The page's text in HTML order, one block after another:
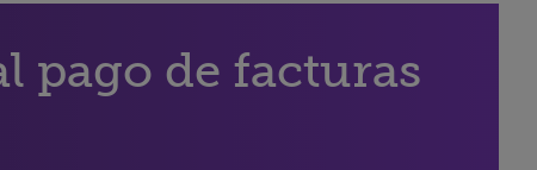
pago de facturas